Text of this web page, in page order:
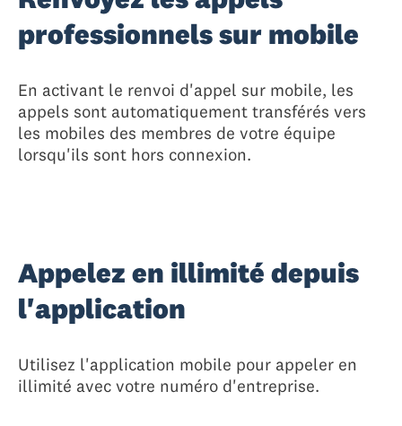
professionnels sur mobile
En activant le renvoi d'appel sur mobile, les
appels sont automatiquement transférés vers
les mobiles des membres de votre équipe
lorsqu'ils sont hors connexion.
Appelez en illimité depuis
l'application
Utilisez l'application mobile pour appeler en
illimité avec votre numéro d'entreprise.